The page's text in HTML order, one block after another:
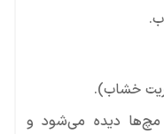
خشاب).
مچ‌ها دیده می‌شود و